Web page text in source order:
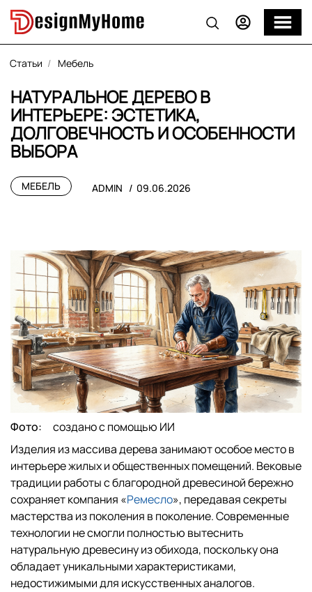
Статьи Мебель
НАТУРАЛЬНОЕ ДЕРЕВО В
ИНТЕРЬЕРЕ: ЭСТЕТИКА,
ДОЛГОВЕЧНОСТЬ И ОСОБЕННОСТИ
ВЫБОРА
МЕБЕЛЬ ADMIN 09.06.2026
Фото:
создано с помощью ИИ
Изделия из массива дерева занимают особое место в
интерьере жилых и общественных помещений. Вековые
традиции работы с благородной древесиной бережно
сохраняет компания «Ремесло», передавая секреты
мастерства из поколения в поколение. Современные
технологии не смогли полностью вытеснить
натуральную древесину из обихода, поскольку она
обладает уникальными характеристиками,
недостижимыми для искусственных аналогов.